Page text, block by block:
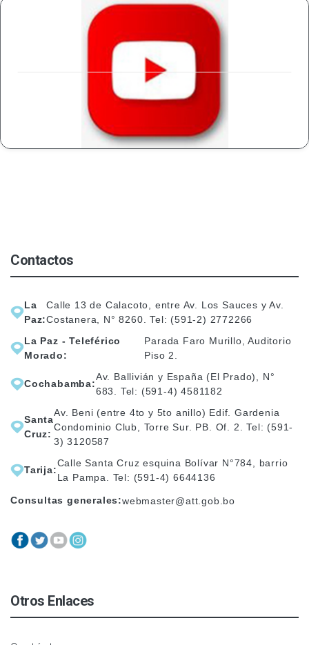
VISITAR EL SITIO
Contactos
La
Paz:
Calle 13 de Calacoto, entre Av. Los Sauces y Av.
Costanera, N° 8260. Tel: (591-2) 2772266
La Paz - Teleférico
Morado:
Parada Faro Murillo, Auditorio
Piso 2.
Cochabamba:
Av. Ballivián y España (El Prado), N°
683. Tel: (591-4) 4581182
Santa
Cruz:
Av. Beni (entre 4to y 5to anillo) Edif. Gardenia
Condominio Club, Torre Sur. PB. Of. 2. Tel: (591-
3) 3120587
Tarija:
Calle Santa Cruz esquina Bolívar N°784, barrio
La Pampa. Tel: (591-4) 6644136
Consultas generales:webmaster@att.gob.bo
Otros Enlaces